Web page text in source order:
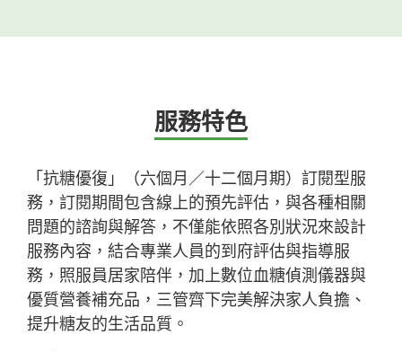
服務特色
「抗糖優復」（六個月／十二個月期）訂閱型服
務，訂閱期間包含線上的預先評估，與各種相關
問題的諮詢與解答，不僅能依照各別狀況來設計
服務內容，結合專業人員的到府評估與指導服
務，照服員居家陪伴，加上數位血糖偵測儀器與
優質營養補充品，三管齊下完美解決家人負擔、
提升糖友的生活品質。